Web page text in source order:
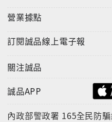
營業據點
訂閱誠品線上電子報
關注誠品
誠品APP
內政部警政署 165全民防